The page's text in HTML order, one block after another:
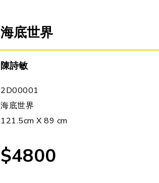
海底世界
陳詩敏
2D00001
海底世界
121.5cm X 89 cm
$4800